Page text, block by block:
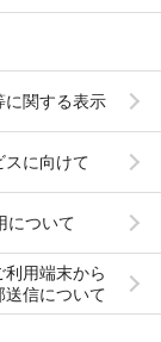
に関する表示
スに向けて
について
利用端末から
送信について